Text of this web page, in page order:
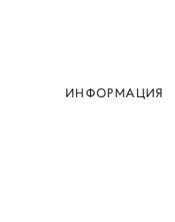
ИНФОРМАЦИЯ